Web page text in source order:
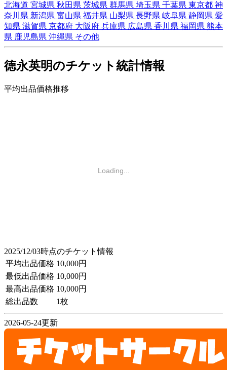
北海道 宮城県 秋田県 茨城県 群馬県 埼玉県 千葉県 東京都 神
奈川県 新潟県 富山県 福井県 山梨県 長野県 岐阜県 静岡県 愛
知県 滋賀県 京都府 大阪府 兵庫県 広島県 香川県 福岡県 熊本
県 鹿児島県 沖縄県 その他
徳永英明のチケット統計情報
平均出品価格推移
Loading...
2025/12/03時点のチケット情報
平均出品価格 10,000円
最低出品価格 10,000円
最高出品価格 10,000円
総出品数
1枚
2026-05-24更新